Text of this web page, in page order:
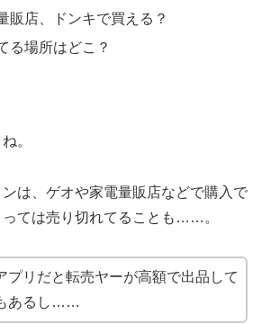
販店、ドンキで買える？
る場所はどこ？
。
は、ゲオや家電量販店などで購入で
っては売り切れてることも……。
プリだと転売ヤーが高額で出品して
あるし……